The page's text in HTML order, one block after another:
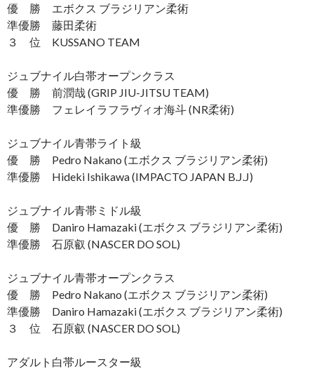
優 勝 エボクス ブラジリアン柔術
準優勝 藤田柔術
３ 位 KUSSANO TEAM
ジュブナイル白帯オープンクラス
優 勝 前潤哉 (GRIP JIU-JITSU TEAM)
準優勝 フェレイラフラヴィオ海斗 (NR柔術)
ジュブナイル青帯ライト級
優 勝 Pedro Nakano (エボクス ブラジリアン柔術)
準優勝 Hideki Ishikawa (IMPACTO JAPAN B.J.J)
ジュブナイル青帯ミドル級
優 勝 Daniro Hamazaki (エボクス ブラジリアン柔術)
準優勝 石原叡 (NASCER DO SOL)
ジュブナイル青帯オープンクラス
優 勝 Pedro Nakano (エボクス ブラジリアン柔術)
準優勝 Daniro Hamazaki (エボクス ブラジリアン柔術)
３ 位 石原叡 (NASCER DO SOL)
アダルト白帯ルースター級